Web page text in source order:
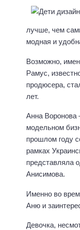
лучше, чем
модная и
Возможно,
Рамус,
продюсера,
лет.
Анна Воронова
модельном
прошлом году
рамках
представляла
Анисимова.
Именно во
Аню и
Девочка,